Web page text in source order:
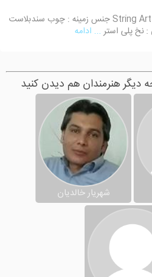
نام اثر : تابلو کد 1017 تکنیک : String Art جنس زمینه : چوب سندبلاست
پلی استر... ادامه
هنرمندان هم دیدن کنید
شهریار خالدیان